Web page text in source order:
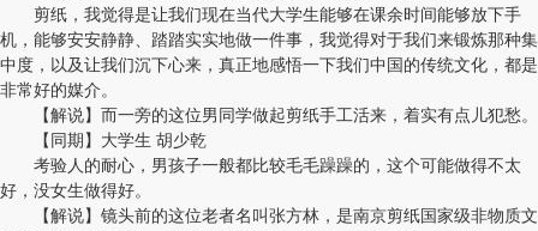
剪纸，我觉得是让我们现在当代大学生能够在课余时间能够放下手
机，能够安安静静、踏踏实实地做一件事，我觉得对于我们来锻炼那种集
中度，以及让我们沉下心来，真正地感悟一下我们中国的传统文化，都是
非常好的媒介。
【解说】而一旁的这位男同学做起剪纸手工活来，着实有点儿犯愁。
【同期】大学生 胡少乾
考验人的耐心，男孩子一般都比较毛毛躁躁的，这个可能做得不太
好，没女生做得好。
【解说】镜头前的这位老者名叫张方林，是南京剪纸国家级非物质文